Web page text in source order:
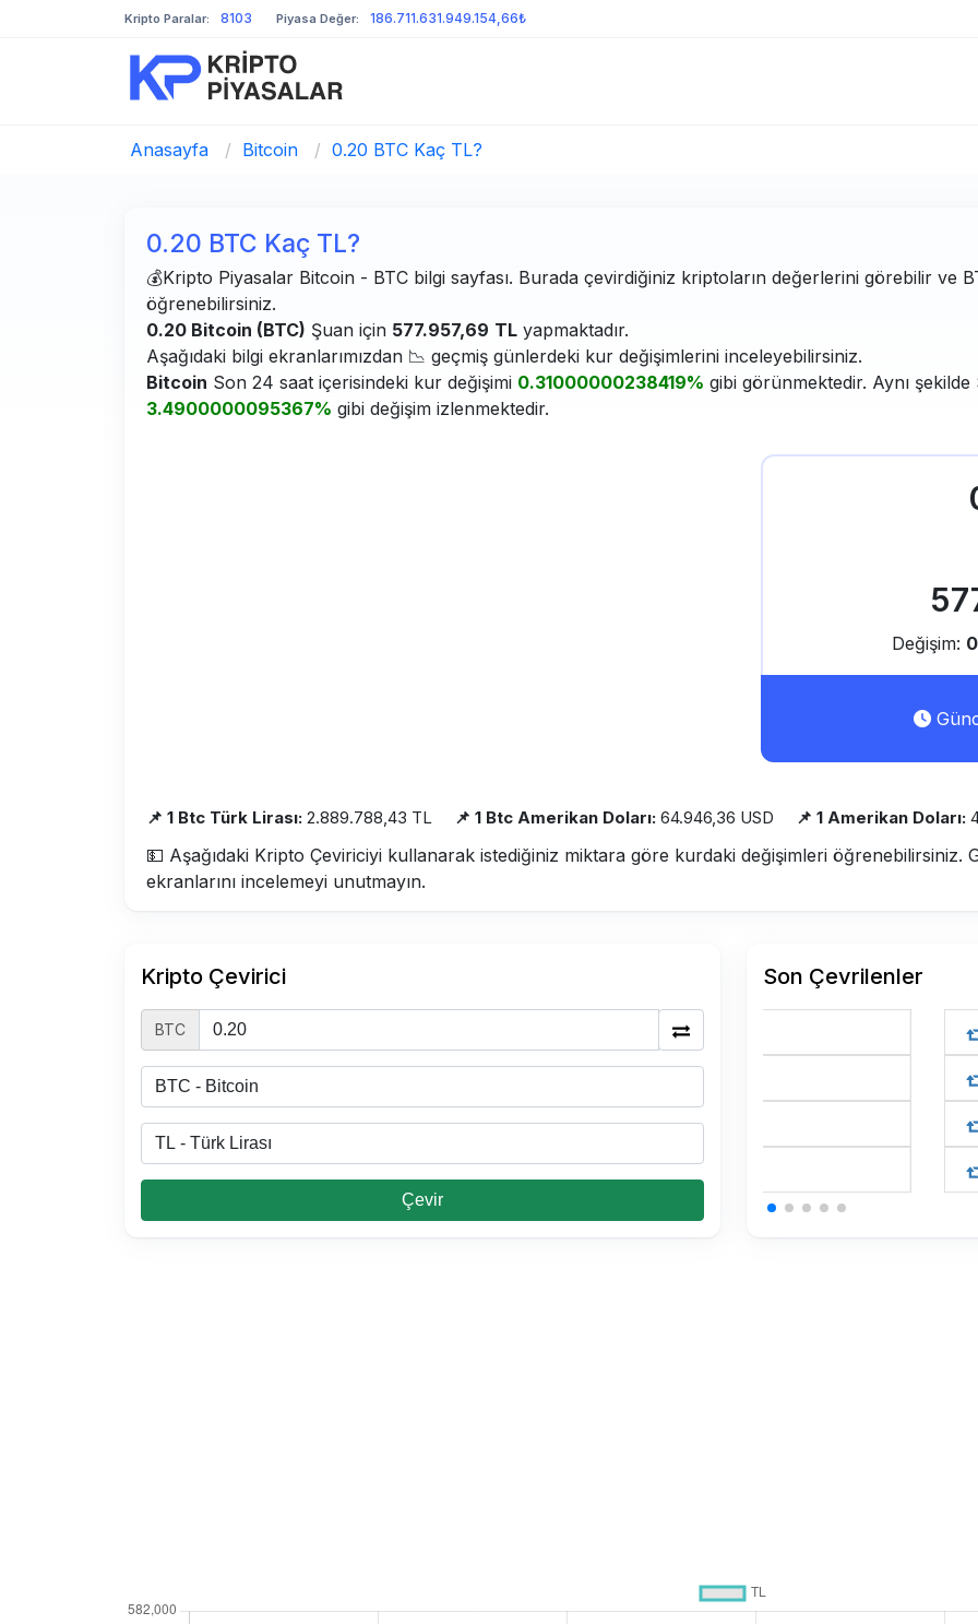
Kripto Paralar: 8103 Piyasa Değer: 186.711.631.949.154,66₺
Anasayfa / Bitcoin / 0.20 BTC Kaç TL?
0.20 BTC Kaç TL?
💰Kripto Piyasalar Bitcoin - BTC bilgi sayfası. Burada çevirdiğiniz kriptoların değerlerini görebilir ve
öğrenebilirsiniz.
0.20 Bitcoin (BTC) Şuan için 577.957,69 TL yapmaktadır.
Aşağıdaki bilgi ekranlarımızdan 📉 geçmiş günlerdeki kur değişimlerini inceleyebilirsiniz.
Bitcoin Son 24 saat içerisindeki kur değişimi 0.31000000238419% gibi görünmektedir. Aynı
3.4900000095367% gibi değişim izlenmektedir.
Değişim:
📌 1 Btc Türk Lirası: 2.889.788,43 TL 📌 1 Btc Amerikan Doları: 64.946,36 USD 📌 1 Amerikan Doları:
💵 Aşağıdaki Kripto Çeviriciyi kullanarak istediğiniz miktara göre kurdaki değişimleri öğrenebilirsiniz.
ekranlarını incelemeyi unutmayın.
Kripto Çevirici
BTC
Çevir
Son Çevrilenler